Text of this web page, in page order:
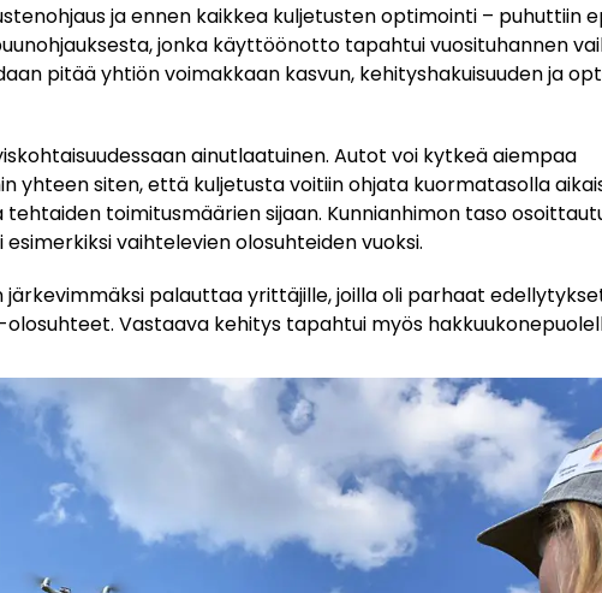
ja ennen kaikkea kuljetusten optimointi – puhuttiin
jonka käyttöönotto tapahtui vuosituhannen
pitää yhtiön voimakkaan kasvun, kehityshakuisuuden ja
ainutlaatuinen. Autot voi kytkeä aiempaa
yhteen siten, että kuljetusta voitiin ohjata kuormatasolla
toimitusmäärien sijaan. Kunnianhimon taso
vaihtelevien olosuhteiden vuoksi.
järkevimmäksi palauttaa yrittäjille, joilla oli parhaat
Vastaava kehitys tapahtui myös